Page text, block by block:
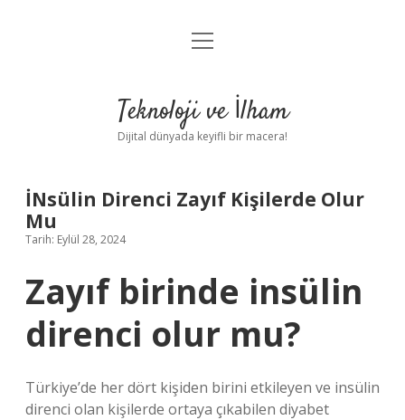
Anasayfa
Yasal Uyarı
menüyü
Teknoloji ve İlham
Dijital dünyada keyifli bir macera!
İNsülin Direnci Zayıf Kişilerde Olur
Mu
Tarih: Eylül 28, 2024
Zayıf birinde insülin
direnci olur mu?
Türkiye’de her dört kişiden birini etkileyen ve insülin
direnci olan kişilerde ortaya çıkabilen diyabet